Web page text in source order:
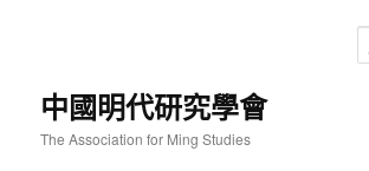
中國明代研究學會
The Association for Ming Studies